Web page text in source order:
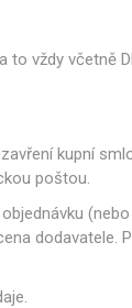
údržbu
to vždy včetně
kupní
poštou.
dodavatele.